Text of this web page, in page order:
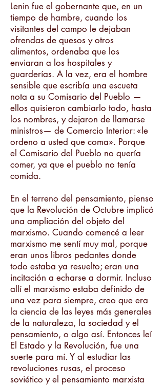
Lenin fue el gobernante que, en un
tiempo de hambre, cuando los
visitantes del campo le dejaban
ofrendas de quesos y otros
alimentos, ordenaba que los
enviaran a los hospitales y
guarderías. A la vez, era el hombre
sensible que escribía una escueta
nota a su Comisario del Pueblo —
ellos quisieron cambiarlo todo, hasta
los nombres, y dejaron de llamarse
ministros— de Comercio Interior: «le
ordeno a usted que coma». Porque
el Comisario del Pueblo no quería
comer, ya que el pueblo no tenía
comida.
En el terreno del pensamiento, pienso
que la Revolución de Octubre implicó
una ampliación del objeto del
marxismo. Cuando comencé a leer
marxismo me sentí muy mal, porque
eran unos libros pedantes donde
todo estaba ya resuelto; eran una
incitación a echarse a dormir. Incluso
allí el marxismo estaba definido de
una vez para siempre, creo que era
la ciencia de las leyes más generales
de la naturaleza, la sociedad y el
pensamiento, o algo así. Entonces leí
El Estado y la Revolución, fue una
suerte para mí. Y al estudiar las
revoluciones rusas, el proceso
soviético y el pensamiento marxista